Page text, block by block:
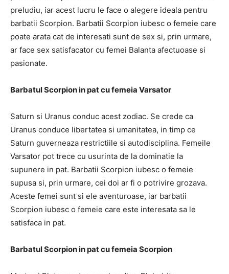
preludiu, iar acest lucru le face o alegere ideala pentru
barbatii Scorpion. Barbatii Scorpion iubesc o femeie care
poate arata cat de interesati sunt de sex si, prin urmare,
ar face sex satisfacator cu femei Balanta afectuoase si
pasionate.
Barbatul Scorpion in pat cu femeia Varsator
Saturn si Uranus conduc acest zodiac. Se crede ca
Uranus conduce libertatea si umanitatea, in timp ce
Saturn guverneaza restrictiile si autodisciplina. Femeile
Varsator pot trece cu usurinta de la dominatie la
supunere in pat. Barbatii Scorpion iubesc o femeie
supusa si, prin urmare, cei doi ar fi o potrivire grozava.
Aceste femei sunt si ele aventuroase, iar barbatii
Scorpion iubesc o femeie care este interesata sa le
satisfaca in pat.
Barbatul Scorpion in pat cu femeia Scorpion